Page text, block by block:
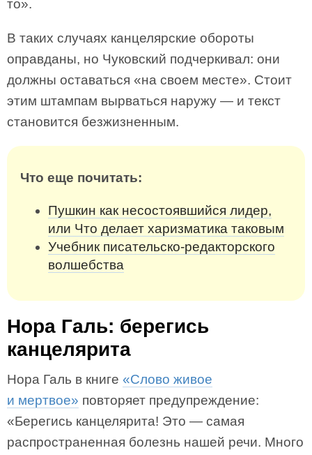
то».
В таких случаях канцелярские обороты
оправданы, но Чуковский подчеркивал: они
должны оставаться «на своем месте». Стоит
этим штампам вырваться наружу — и текст
становится безжизненным.
Что еще почитать:
Пушкин как несостоявшийся лидер,
или Что делает харизматика таковым
Учебник писательско-редакторского
волшебства
Нора Галь: берегись
канцелярита
Нора Галь в книге «Слово живое
и мертвое» повторяет предупреждение:
«Берегись канцелярита! Это — самая
распространенная болезнь нашей речи. Много